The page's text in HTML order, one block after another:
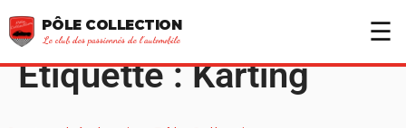
principalPÔLE COLLECTION
Le club des passionnés de l’automobile ☰
Étiquette :Karting